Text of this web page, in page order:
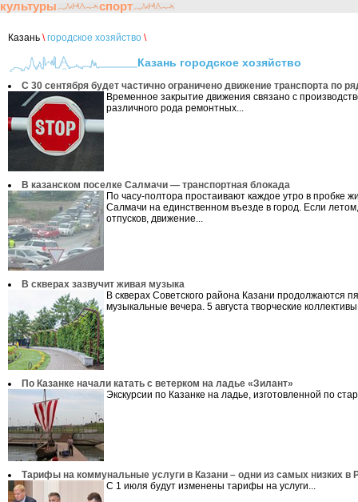
культуры
спорт
Казань \ городское хозяйство \
Казань городское хозяйство
С 30 сентября будет частично ограничено движение транспорта по
Временное закрытие движения связано с
различного рода ремонтных...
В казанском поселке Салмачи — транспортная блокада
По часу-полтора простаивают каждое утро в пробке
Салмачи на единственном въезде в город. Если
отпусков, движение...
В скверах зазвучит живая музыка
В скверах Советского района Казани продолжаются
музыкальные вечера. 5 августа творческие
По Казанке начали катать с ветерком на ладье «Зилант»
Экскурсии по Казанке на ладье, изготовленной по
Тарифы на коммунальные услуги в Казани – одни из самых низких в
С 1 июля будут изменены тарифы на услуги...